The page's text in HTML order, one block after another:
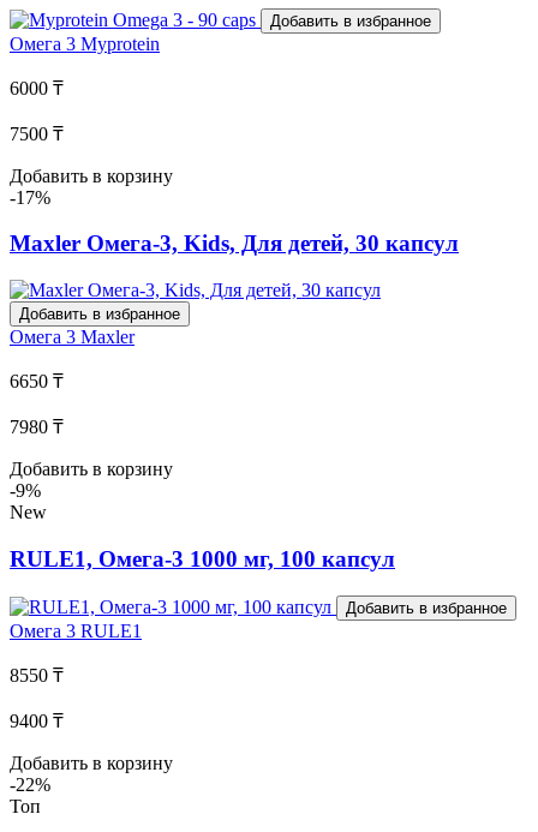
Добавить в избранное
Омега 3 Myprotein
6000 ₸
7500 ₸
Добавить в корзину
-17%
Maxler Омега-3, Kids, Для детей, 30 капсул
Добавить в избранное
Омега 3 Maxler
6650 ₸
7980 ₸
Добавить в корзину
-9%
New
RULE1, Омега-3 1000 мг, 100 капсул
Добавить в избранное
Омега 3 RULE1
8550 ₸
9400 ₸
Добавить в корзину
-22%
Топ